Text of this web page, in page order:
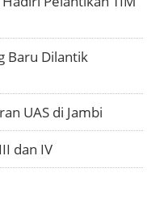
Baru Dilantik
UAS di Jambi
dan IV